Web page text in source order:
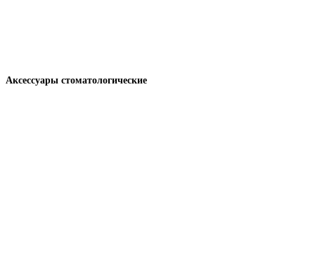
Аксессуары стоматологические